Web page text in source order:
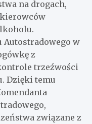
na drogach,
w
z
trzeźwości
Dzięki temu
związane z